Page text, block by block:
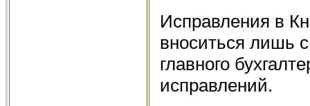
Исправления в
вноситься лишь
главного
исправлений.